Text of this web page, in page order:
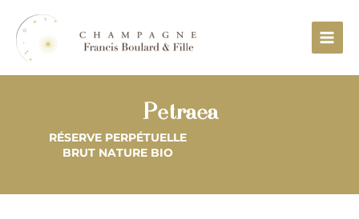
contenu
Menu
Petraea
RÉSERVE PERPÉTUELLE
BRUT NATURE BIO